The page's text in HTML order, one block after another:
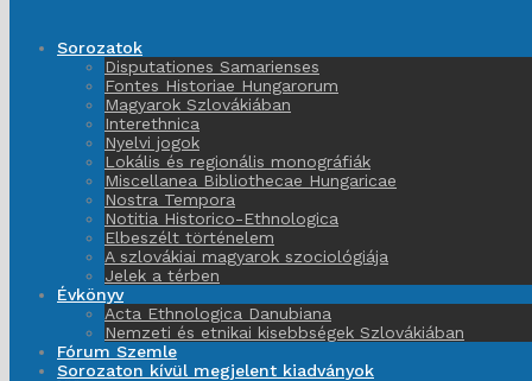
Sorozatok
Disputationes Samarienses
Fontes Historiae Hungarorum
Magyarok Szlovákiában
Interethnica
Nyelvi jogok
Lokális és regionális monográfiák
Miscellanea Bibliothecae Hungaricae
Nostra Tempora
Notitia Historico-Ethnologica
Elbeszélt történelem
A szlovákiai magyarok szociológiája
Jelek a térben
Évkönyv
Acta Ethnologica Danubiana
Nemzeti és etnikai kisebbségek Szlovákiában
Fórum Szemle
Sorozaton kívül megjelent kiadványok